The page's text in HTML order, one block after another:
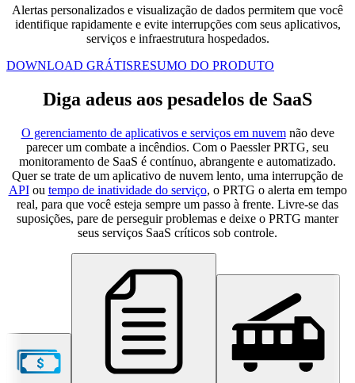
Alertas personalizados e visualização de dados permitem que você
identifique rapidamente e evite interrupções com seus aplicativos,
serviços e infraestrutura hospedados.
DOWNLOAD GRÁTISRESUMO DO PRODUTO
Diga adeus aos pesadelos de SaaS
O gerenciamento de aplicativos e serviços em nuvemnão deve
parecer um combate a incêndios. Com o Paessler PRTG, seu
monitoramento de SaaS é contínuo, abrangente e automatizado.
Quer se trate de um aplicativo de nuvem lento, uma interrupção de
APIou tempo de inatividade do serviço, o PRTG o alerta em tempo
real, para que você esteja sempre um passo à frente. Livre-se das
suposições, pare de perseguir problemas e deixe o PRTG manter
seus serviços SaaS críticos sob controle.